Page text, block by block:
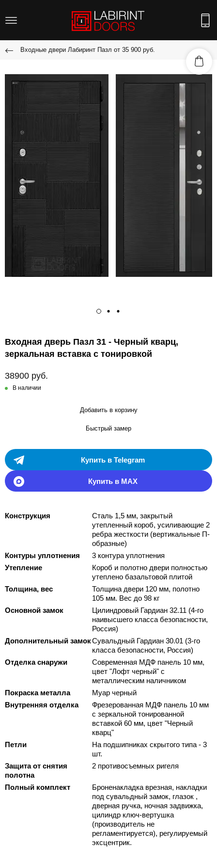
Входные двери Лабиринт Пазл от 35 900 руб.
Входная дверь Пазл 31 - Черный кварц,
зеркальная вставка с тонировкой
38900 руб.
В наличии
Добавить в корзину
Быстрый замер
Купить в Telegram
Купить в MAX
Конструкция
Сталь 1,5 мм, закрытый
утепленный короб, усиливающие 2
ребра жесткости (вертикальные П-
образные)
Контуры уплотнения
3 контура уплотнения
Утепление
Короб и полотно двери полностью
утеплено базальтовой плитой
Толщина, вес
Толщина двери 120 мм, полотно
105 мм. Вес до 98 кг
Основной замок
Цилиндровый Гардиан 32.11 (4-го
наивысшего класса безопасности,
Россия)
Дополнительный замокСувальдный Гардиан 30.01 (3-го
класса безопасности, Россия)
Отделка снаружи
Современная МДФ панель 10 мм,
цвет "Лофт черный" с
металлическим наличником
Покраска металла
Муар черный
Внутренняя отделка
Фрезерованная МДФ панель 10 мм
с зеркальной тонированной
вставкой 60 мм, цвет "Черный
кварц"
Петли
На подшипниках скрытого типа - 3
шт.
Защита от снятия
полотна
2 противосъемных ригеля
Полный комплект
Броненакладка врезная, накладки
под сувальдный замок, глазок ,
дверная ручка, ночная задвижка,
цилиндр ключ-вертушка
(производитель не
регламентируется), регулируемый
эксцентрик.